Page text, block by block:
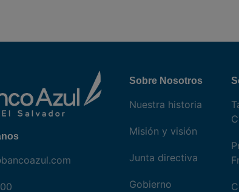
Sobre Nosotros
Nuestra historia
Misión y visión
Junta directiva
Gobierno